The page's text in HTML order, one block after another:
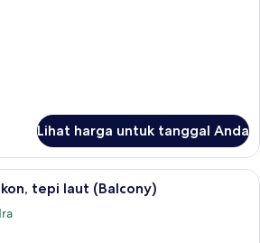
Lihat harga untuk tanggal Anda
1 kamar tidur, seprai premium, dan
tepi laut (Balcony)